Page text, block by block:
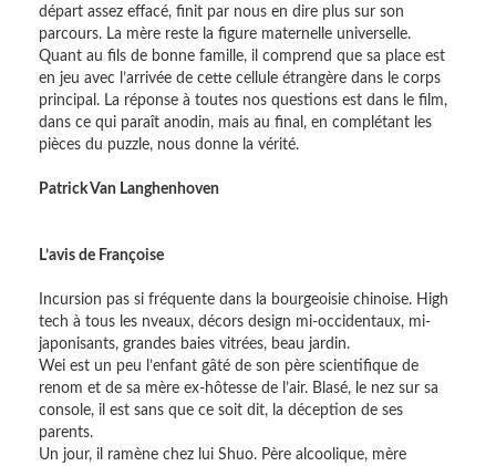
départ assez effacé, finit par nous en dire plus sur son
parcours. La mère reste la figure maternelle universelle.
Quant au fils de bonne famille, il comprend que sa place est
en jeu avec l’arrivée de cette cellule étrangère dans le corps
principal. La réponse à toutes nos questions est dans le film,
dans ce qui paraît anodin, mais au final, en complétant les
pièces du puzzle, nous donne la vérité.
Patrick Van Langhenhoven
L’avis de Françoise
Incursion pas si fréquente dans la bourgeoisie chinoise. High
tech à tous les nveaux, décors design mi-occidentaux, mi-
japonisants, grandes baies vitrées, beau jardin.
Wei est un peu l’enfant gâté de son père scientifique de
renom et de sa mère ex-hôtesse de l’air. Blasé, le nez sur sa
console, il est sans que ce soit dit, la déception de ses
parents.
Un jour, il ramène chez lui Shuo. Père alcoolique, mère